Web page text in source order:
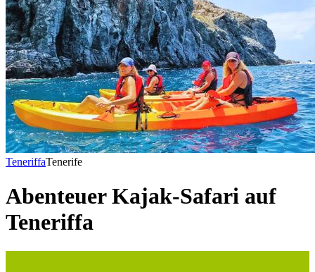
TeneriffaTenerife
Abenteuer Kajak-Safari auf
Teneriffa